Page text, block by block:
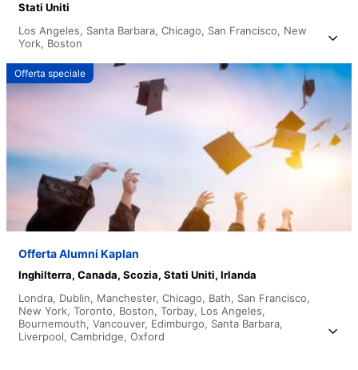
Stati Uniti
Los Angeles, Santa Barbara, Chicago, San Francisco, New
York, Boston
Offerta speciale
Offerta Alumni Kaplan
Inghilterra, Canada, Scozia, Stati Uniti, Irlanda
Londra, Dublin, Manchester, Chicago, Bath, San Francisco,
New York, Toronto, Boston, Torbay, Los Angeles,
Bournemouth, Vancouver, Edimburgo, Santa Barbara,
Liverpool, Cambridge, Oxford